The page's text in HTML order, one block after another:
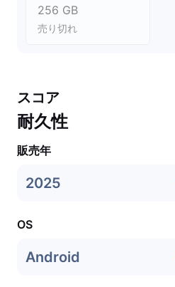
256 GB
売り切れ
スコア
耐久性
販売年
2025
OS
Android